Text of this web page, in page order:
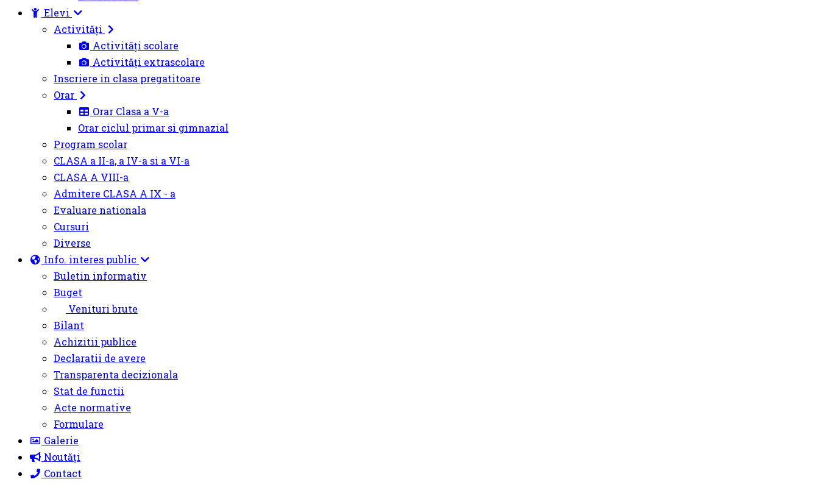
Elevi
Activități
Activități scolare
Activități extrascolare
Inscriere in clasa pregatitoare
Orar
Orar Clasa a V-a
Orar ciclul primar si gimnazial
Program scolar
CLASA a II-a, a IV-a si a VI-a
CLASA A VIII-a
Admitere CLASA A IX - a
Evaluare nationala
Cursuri
Diverse
Info. interes public
Buletin informativ
Buget
Venituri brute
Bilant
Achizitii publice
Declaratii de avere
Transparenta decizionala
Stat de functii
Acte normative
Formulare
Galerie
Noutăți
Contact